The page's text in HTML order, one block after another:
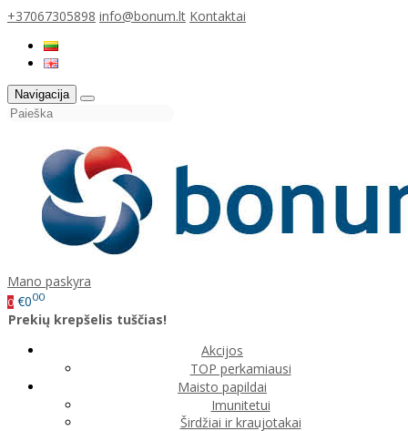
+37067305898 info@bonum.lt Kontaktai
Navigacija
Mano paskyra
0 €000
Prekių krepšelis tuščias!
Akcijos
TOP perkamiausi
Maisto papildai
Imunitetui
Širdžiai ir kraujotakai